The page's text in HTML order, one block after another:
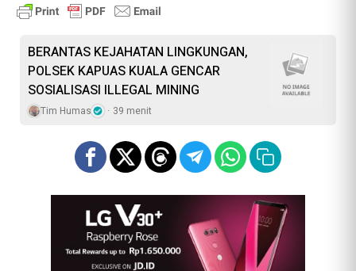
BERANTAS KEJAHATAN LINGKUNGAN,
POLSEK KAPUAS KUALA GENCAR
SOSIALISASI ILLEGAL MINING
Tim Humas 39 menit